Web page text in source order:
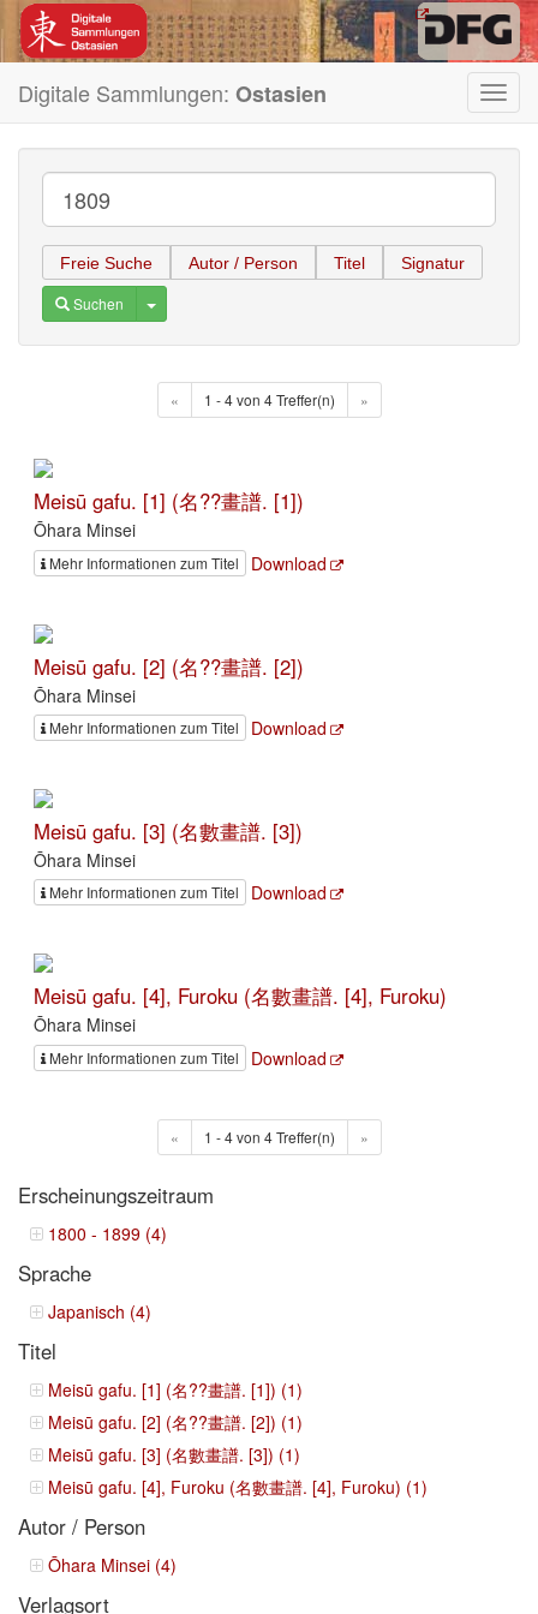
Digitale Sammlungen: Ostasien
Freie Suche Autor / Person Titel Signatur
Suchen Toggle Dropdown
« 1 - 4 von 4 Treffer(n) »
Meisū gafu. [1] (名??畫譜. [1])
Ōhara Minsei
Mehr Informationen zum Titel Download
Meisū gafu. [2] (名??畫譜. [2])
Ōhara Minsei
Mehr Informationen zum Titel Download
Meisū gafu. [3] (名數畫譜. [3])
Ōhara Minsei
Mehr Informationen zum Titel Download
Meisū gafu. [4], Furoku (名數畫譜. [4], Furoku)
Ōhara Minsei
Mehr Informationen zum Titel Download
« 1 - 4 von 4 Treffer(n) »
Erscheinungszeitraum
1800 - 1899 (4)
Sprache
Japanisch (4)
Titel
Meisū gafu. [1] (名??畫譜. [1]) (1)
Meisū gafu. [2] (名??畫譜. [2]) (1)
Meisū gafu. [3] (名數畫譜. [3]) (1)
Meisū gafu. [4], Furoku (名數畫譜. [4], Furoku) (1)
Autor / Person
Ōhara Minsei (4)
Verlagsort